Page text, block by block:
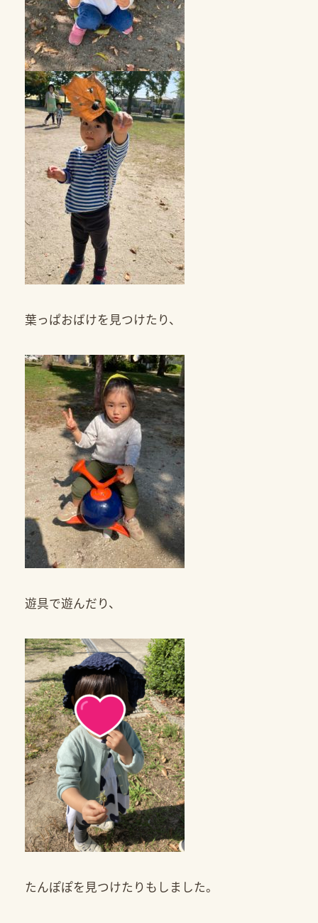
葉っぱおばけを見つけたり、
遊具で遊んだり、
たんぽぽを見つけたりもしました。